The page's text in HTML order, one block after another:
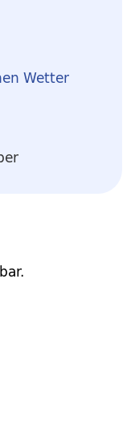
Wetter